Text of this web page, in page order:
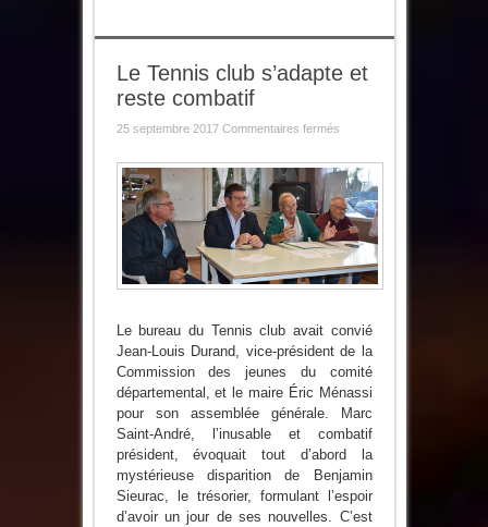
Le Tennis club s’adapte et
reste combatif
25 septembre 2017 Commentaires ferméssur
club
s’adapte
et
reste
combatif
Le bureau du Tennis club avait convié
Jean-Louis Durand, vice-président de la
Commission des jeunes du comité
départemental, et le maire Éric Ménassi
pour son assemblée générale. Marc
Saint-André, l’inusable et combatif
président, évoquait tout d’abord la
mystérieuse disparition de Benjamin
Sieurac, le trésorier, formulant l’espoir
d’avoir un jour de ses nouvelles. C’est